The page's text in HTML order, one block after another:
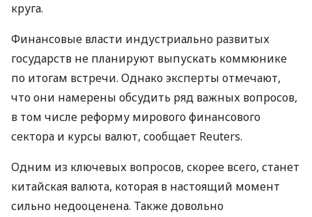
круга.
Финансовые власти индустриально развитых
государств не планируют выпускать коммюнике
по итогам встречи. Однако эксперты отмечают,
что они намерены обсудить ряд важных вопросов,
в том числе реформу мирового финансового
сектора и курсы валют, сообщает Reuters.
Одним из ключевых вопросов, скорее всего, станет
китайская валюта, которая в настоящий момент
сильно недооценена. Также довольно